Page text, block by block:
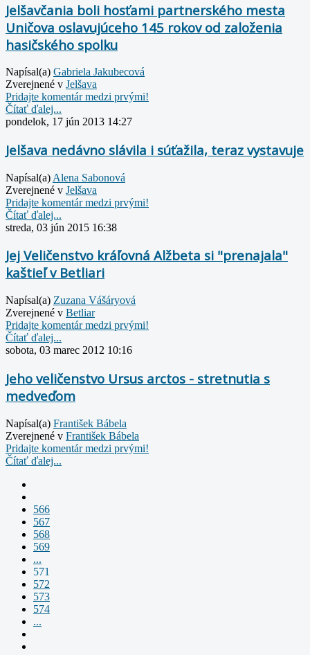
Jelšavčania boli hosťami partnerského mesta
Uničova oslavujúceho 145 rokov od založenia
hasičského spolku
Napísal(a) Gabriela Jakubecová
Zverejnené v Jelšava
Pridajte komentár medzi prvými!
Čítať ďalej...
pondelok, 17 jún 2013 14:27
Jelšava nedávno slávila i súťažila, teraz vystavuje
Napísal(a) Alena Sabonová
Zverejnené v Jelšava
Pridajte komentár medzi prvými!
Čítať ďalej...
streda, 03 jún 2015 16:38
Jej Veličenstvo kráľovná Alžbeta si "prenajala"
kaštieľ v Betliari
Napísal(a) Zuzana Vášáryová
Zverejnené v Betliar
Pridajte komentár medzi prvými!
Čítať ďalej...
sobota, 03 marec 2012 10:16
Jeho veličenstvo Ursus arctos - stretnutia s
medveďom
Napísal(a) František Bábela
Zverejnené v František Bábela
Pridajte komentár medzi prvými!
Čítať ďalej...
566
567
568
569
...
571
572
573
574
...